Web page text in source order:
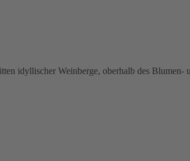
idyllischer Weinberge, oberhalb des Blumen-